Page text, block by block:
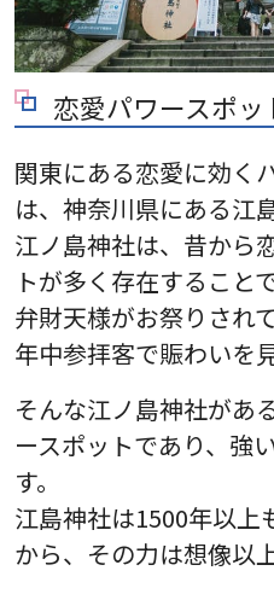
恋愛パワースポ
関東にある恋愛に効く
は、神奈川県にある江
江ノ島神社は、昔から
トが多く存在すること
弁財天様がお祭りされ
年中参拝客で賑わいを
そんな江ノ島神社があ
ースポットであり、強
す。
江島神社は1500年以上
から、その力は想像以